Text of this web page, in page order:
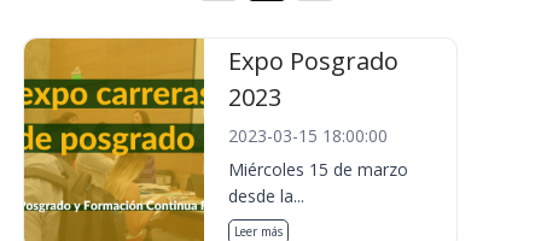
Expo Posgrado
2023
2023-03-15 18:00:00
Miércoles 15 de marzo
desde la...
Leer más